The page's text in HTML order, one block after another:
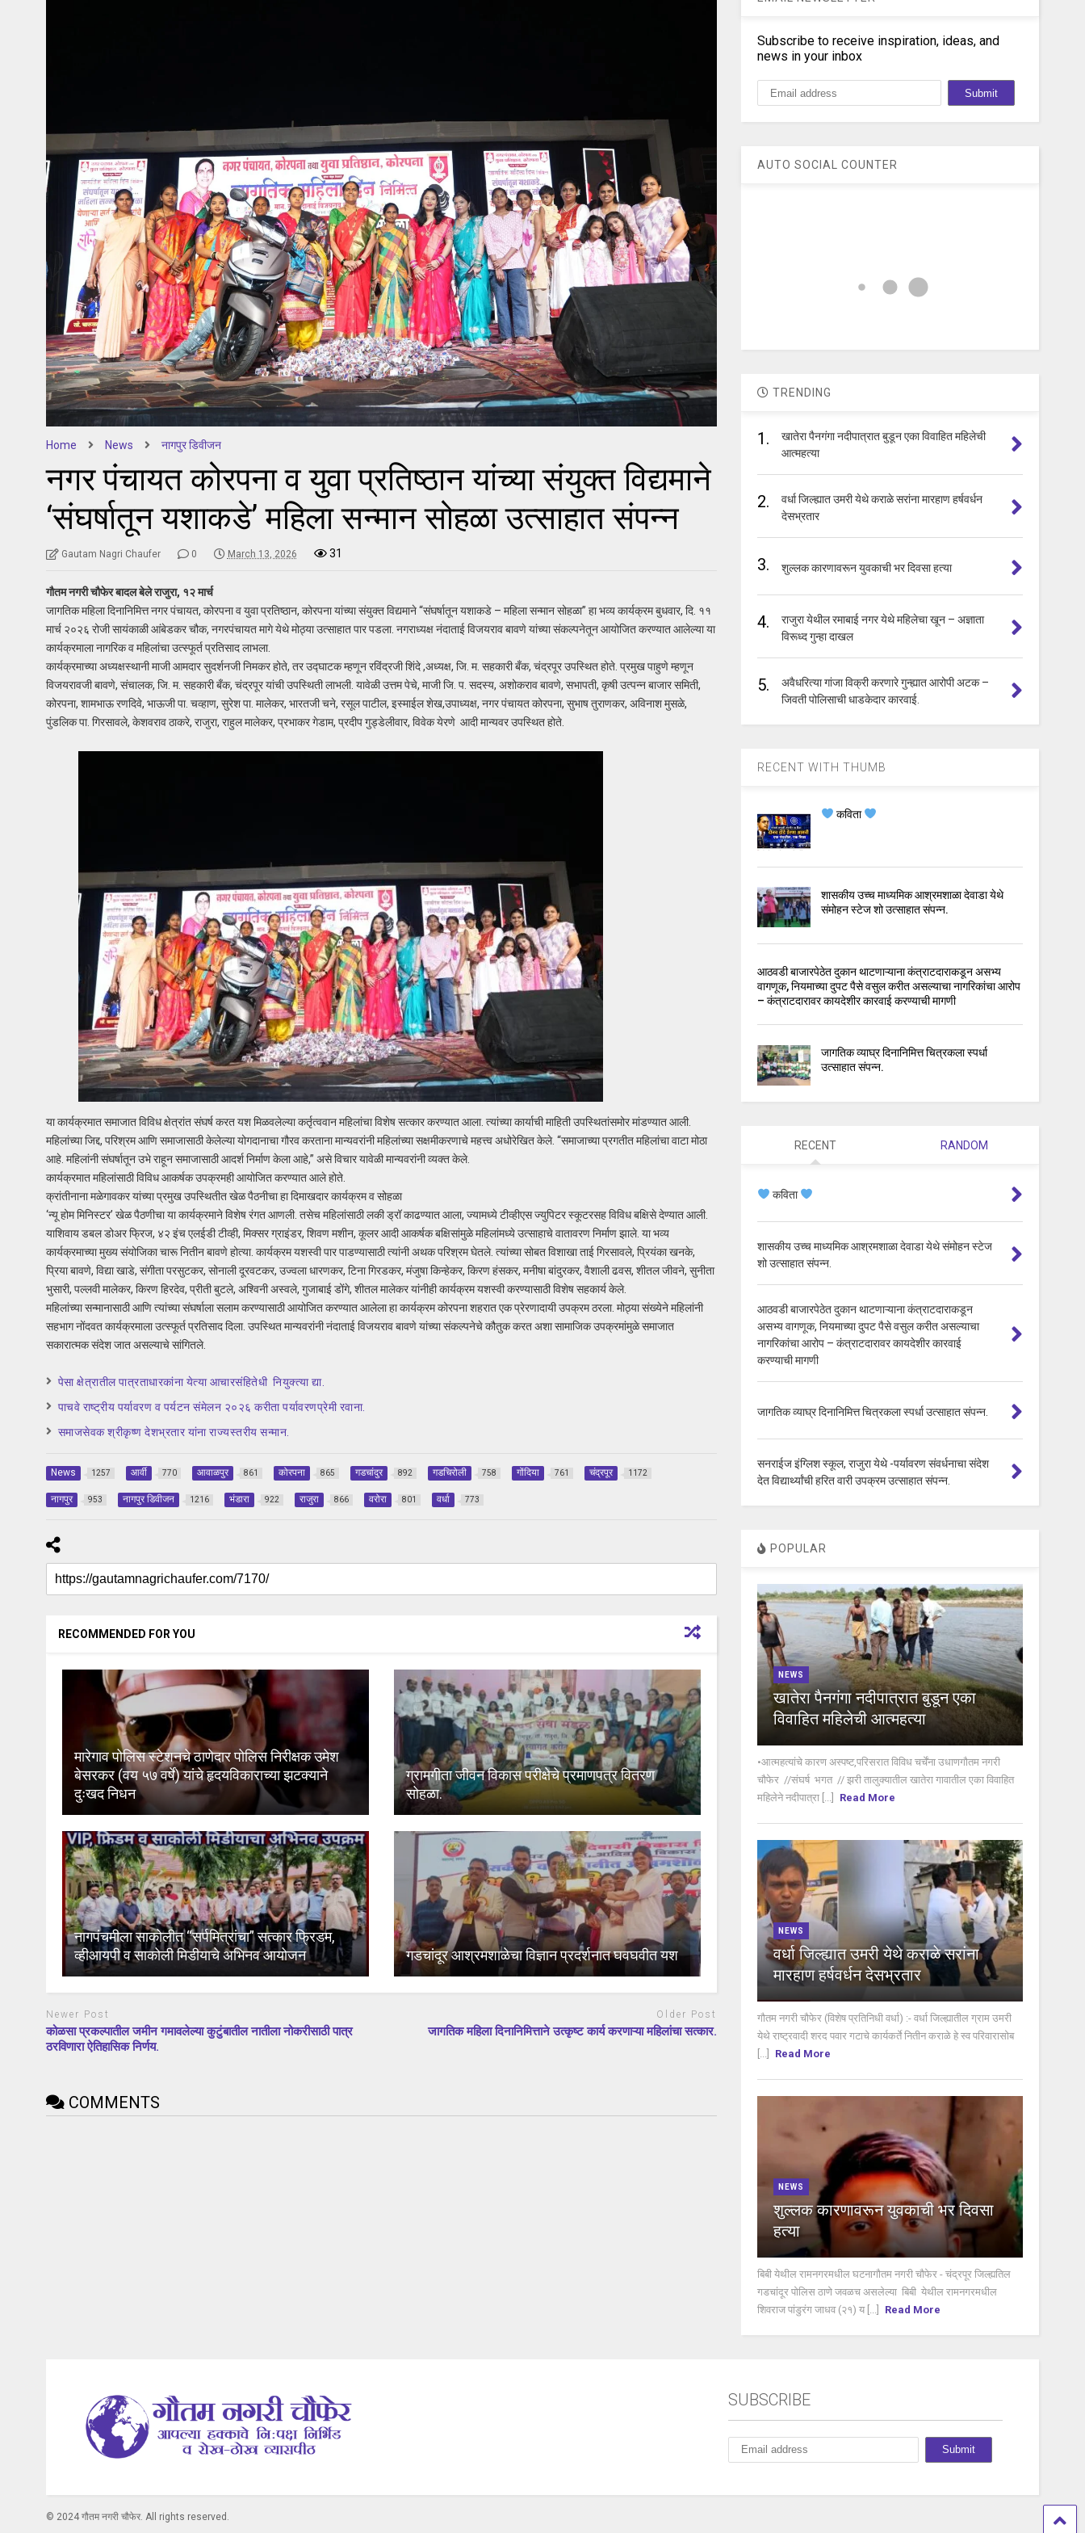
Home News नागपुर डिवीजन
नगर पंचायत कोरपना व युवा प्रतिष्ठान यांच्या संयुक्त विद्यमाने
‘संघर्षातून यशाकडे’ महिला सन्मान सोहळा उत्साहात संपन्न
Gautam Nagri Chaufer 0 March 13, 2026 31
गौतम नगरी चौफेर बादल बेले राजुरा, १२ मार्च
जागतिक महिला दिनानिमित्त नगर पंचायत, कोरपना व युवा प्रतिष्ठान, कोरपना यांच्या संयुक्त विद्यमाने “संघर्षातून यशाकडे – महिला सन्मान सोहळा” हा भव्य कार्यक्रम बुधवार, दि. ११
मार्च २०२६ रोजी सायंकाळी आंबेडकर चौक, नगरपंचायत मागे येथे मोठ्या उत्साहात पार पडला. नगराध्यक्ष नंदाताई विजयराव बावणे यांच्या संकल्पनेतून आयोजित करण्यात आलेल्या या
कार्यक्रमाला नागरिक व महिलांचा उत्स्फूर्त प्रतिसाद लाभला.
कार्यक्रमाच्या अध्यक्षस्थानी माजी आमदार सुदर्शनजी निमकर होते, तर उद्घाटक म्हणून रविंद्रजी शिंदे ,अध्यक्ष, जि. म. सहकारी बँक, चंद्रपूर उपस्थित होते. प्रमुख पाहुणे म्हणून
विजयरावजी बावणे, संचालक, जि. म. सहकारी बँक, चंद्रपूर यांची उपस्थिती लाभली. यावेळी उत्तम पेचे, माजी जि. प. सदस्य, अशोकराव बावणे, सभापती, कृषी उत्पन्न बाजार समिती,
कोरपना, शामभाऊ रणदिवे, भाऊजी पा. चव्हाण, सुरेश पा. मालेकर, भारतजी चने, रसूल पाटील, इस्माईल शेख,उपाध्यक्ष, नगर पंचायत कोरपना, सुभाष तुराणकर, अविनाश मुसळे,
पुंडलिक पा. गिरसावले, केशवराव ठाकरे, राजुरा, राहुल मालेकर, प्रभाकर गेडाम, प्रदीप गुड्डेलीवार, विवेक येरणे आदी मान्यवर उपस्थित होते.
या कार्यक्रमात समाजात विविध क्षेत्रांत संघर्ष करत यश मिळवलेल्या कर्तृत्ववान महिलांचा विशेष सत्कार करण्यात आला. त्यांच्या कार्याची माहिती उपस्थितांसमोर मांडण्यात आली.
महिलांच्या जिद्द, परिश्रम आणि समाजासाठी केलेल्या योगदानाचा गौरव करताना मान्यवरांनी महिलांच्या सक्षमीकरणाचे महत्त्व अधोरेखित केले. “समाजाच्या प्रगतीत महिलांचा वाटा मोठा
आहे. महिलांनी संघर्षातून उभे राहून समाजासाठी आदर्श निर्माण केला आहे,” असे विचार यावेळी मान्यवरांनी व्यक्त केले.
कार्यक्रमात महिलांसाठी विविध आकर्षक उपक्रमही आयोजित करण्यात आले होते.
क्रांतीनाना मळेगावकर यांच्या प्रमुख उपस्थितीत खेळ पैठनीचा हा दिमाखदार कार्यक्रम व सोहळा
‘न्यू होम मिनिस्टर’ खेळ पैठणीचा या कार्यक्रमाने विशेष रंगत आणली. तसेच महिलांसाठी लकी ड्रॉ काढण्यात आला, ज्यामध्ये टीव्हीएस ज्युपिटर स्कूटरसह विविध बक्षिसे देण्यात आली.
याशिवाय डबल डोअर फ्रिज, ४२ इंच एलईडी टीव्ही, मिक्सर ग्राइंडर, शिवण मशीन, कूलर आदी आकर्षक बक्षिसांमुळे महिलांमध्ये उत्साहाचे वातावरण निर्माण झाले. या भव्य
कार्यक्रमाच्या मुख्य संयोजिका चारू नितीन बावणे होत्या. कार्यक्रम यशस्वी पार पाडण्यासाठी त्यांनी अथक परिश्रम घेतले. त्यांच्या सोबत विशाखा ताई गिरसावले, प्रियंका खनके,
प्रिया बावणे, विद्या खाडे, संगीता परसुटकर, सोनाली दूरवटकर, उज्वला धारणकर, टिना गिरडकर, मंजुषा किन्हेकर, किरण हंसकर, मनीषा बांदुरकर, वैशाली ढवस, शीतल जीवने, सुनीता
भुसारी, पल्लवी मालेकर, किरण हिरदेव, प्रीती बुटले, अश्विनी अस्वले, गुजाबाई डोंगे, शीतल मालेकर यांनीही कार्यक्रम यशस्वी करण्यासाठी विशेष सहकार्य केले.
महिलांच्या सन्मानासाठी आणि त्यांच्या संघर्षाला सलाम करण्यासाठी आयोजित करण्यात आलेला हा कार्यक्रम कोरपना शहरात एक प्रेरणादायी उपक्रम ठरला. मोठ्या संख्येने महिलांनी
सहभाग नोंदवत कार्यक्रमाला उत्स्फूर्त प्रतिसाद दिला. उपस्थित मान्यवरांनी नंदाताई विजयराव बावणे यांच्या संकल्पनेचे कौतुक करत अशा सामाजिक उपक्रमांमुळे समाजात
सकारात्मक संदेश जात असल्याचे सांगितले.
पेसा क्षेत्रातील पात्रताधारकांना येत्या आचारसंहितेधी नियुक्त्या द्या.
पाचवे राष्ट्रीय पर्यावरण व पर्यटन संमेलन २०२६ करीता पर्यावरणप्रेमी रवाना.
समाजसेवक श्रीकृष्ण देशभ्रतार यांना राज्यस्तरीय सन्मान.
News 1257 आर्वी 770 आवाळपुर 861 कोरपना 865 गडचांदुर 892 गडचिरोली 758 गोंदिया 761 चंद्रपूर 1172
नागपुर 953 नागपुर डिवीजन 1216 भंडारा 922 राजुरा 866 वरोरा 801 वर्धा 773
RECOMMENDED FOR YOU
मारेगाव पोलिस स्टेशनचे ठाणेदार पोलिस निरीक्षक उमेश
बेसरकर (वय ५७ वर्षे) यांचे हृदयविकाराच्या झटक्याने
दुःखद निधन
ग्रामगीता जीवन विकास परीक्षेचे प्रमाणपत्र वितरण
सोहळा.
नागपंचमीला साकोलीत “सर्पमित्रांचा” सत्कार फ्रिडम,
व्हीआयपी व साकोली मिडीयाचे अभिनव आयोजन
गडचांदूर आश्रमशाळेचा विज्ञान प्रदर्शनात घवघवीत यश
Newer Post
कोळसा प्रकल्पातील जमीन गमावलेल्या कुटुंबातील नातीला नोकरीसाठी पात्र
ठरविणारा ऐतिहासिक निर्णय.
Older Post
जागतिक महिला दिनानिमित्ताने उत्कृष्ट कार्य करणाऱ्या महिलांचा सत्कार.
COMMENTS
Subscribe to receive inspiration, ideas, and
news in your inbox
AUTO SOCIAL COUNTER
TRENDING
1.
खातेरा पैनगंगा नदीपात्रात बुडून एका विवाहित महिलेची
आत्महत्या
2.
वर्धा जिल्ह्यात उमरी येथे कराळे सरांना मारहाण हर्षवर्धन
देसभ्रतार
3. शुल्लक कारणावरून युवकाची भर दिवसा हत्या
4.
राजुरा येथील रमाबाई नगर येथे महिलेचा खून – अज्ञाता
विरूध्द गुन्हा दाखल
5.
अवैधरित्या गांजा विक्री करणारे गुन्ह्यात आरोपी अटक –
जिवती पोलिसाची धाडकेदार कारवाई.
RECENT WITH THUMB
कविता
शासकीय उच्च माध्यमिक आश्रमशाळा देवाडा येथे
संमोहन स्टेज शो उत्साहात संपन्न.
आठवडी बाजारपेठेत दुकान थाटणाऱ्याना कंत्राटदाराकडून असभ्य
वागणूक, नियमाच्या दुपट पैसे वसुल करीत असल्याचा नागरिकांचा आरोप
– कंत्राटदारावर कायदेशीर कारवाई करण्याची मागणी
जागतिक व्याघ्र दिनानिमित्त चित्रकला स्पर्धा
उत्साहात संपन्न.
RECENT RANDOM
कविता
शासकीय उच्च माध्यमिक आश्रमशाळा देवाडा येथे संमोहन स्टेज
शो उत्साहात संपन्न.
आठवडी बाजारपेठेत दुकान थाटणाऱ्याना कंत्राटदाराकडून
असभ्य वागणूक, नियमाच्या दुपट पैसे वसुल करीत असल्याचा
नागरिकांचा आरोप – कंत्राटदारावर कायदेशीर कारवाई
करण्याची मागणी
जागतिक व्याघ्र दिनानिमित्त चित्रकला स्पर्धा उत्साहात संपन्न.
सनराईज इंग्लिश स्कूल, राजुरा येथे -पर्यावरण संवर्धनाचा संदेश
देत विद्यार्थ्यांची हरित वारी उपक्रम उत्साहात संपन्न.
POPULAR
NEWS
खातेरा पैनगंगा नदीपात्रात बुडून एका
विवाहित महिलेची आत्महत्या
•आत्महत्यांचे कारण अस्पष्ट,परिसरात विविध चर्चेंना उधाणगौतम नगरी
चौफेर //संघर्ष भगत // झरी तालुक्यातील खातेरा गावातील एका विवाहित
महिलेने नदीपात्रा [...]
Read More
NEWS
वर्धा जिल्ह्यात उमरी येथे कराळे सरांना
मारहाण हर्षवर्धन देसभ्रतार
गौतम नगरी चौफेर (विशेष प्रतिनिधी वर्धा) :- वर्धा जिल्ह्यातील ग्राम उमरी
येथे राष्ट्रवादी शरद पवार गटाचे कार्यकर्ते नितीन कराळे हे स्व परिवारासोब
Read More
NEWS
शुल्लक कारणावरून युवकाची भर दिवसा
हत्या
बिबी येथील रामनगरमधील घटनागौतम नगरी चौफेर - चंद्रपूर जिल्ह्यतिल
गडचांदूर पोलिस ठाणे जवळच असलेल्या बिबी येथील रामनगरमधील
शिवराज पांडुरंग जाधव (२१) य [...]
Read More
SUBSCRIBE
© 2024 गौतम नगरी चौफेर. All rights reserved.